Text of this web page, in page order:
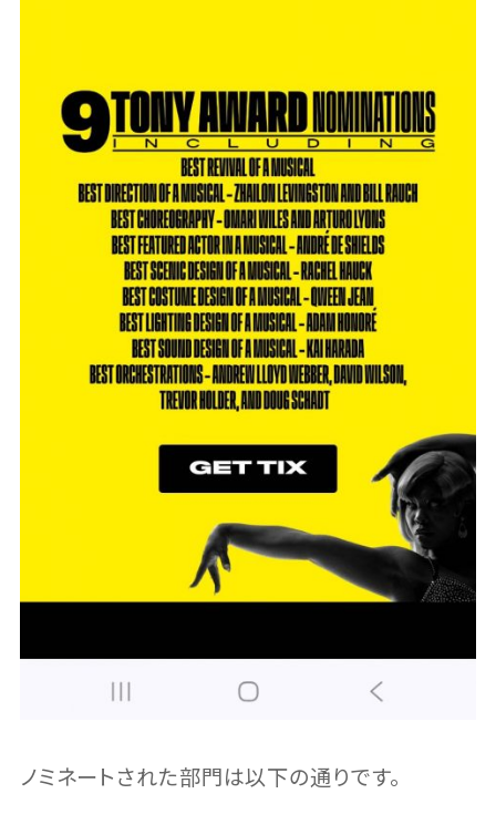
ノミネートされた部門は以下の通りです。